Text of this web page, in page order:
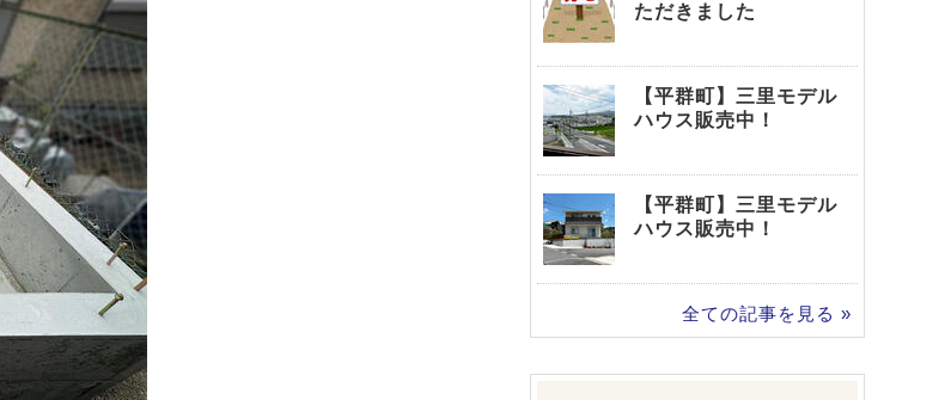
ただきました
【平群町】三里モデル
ハウス販売中！
【平群町】三里モデル
ハウス販売中！
全ての記事を見る »